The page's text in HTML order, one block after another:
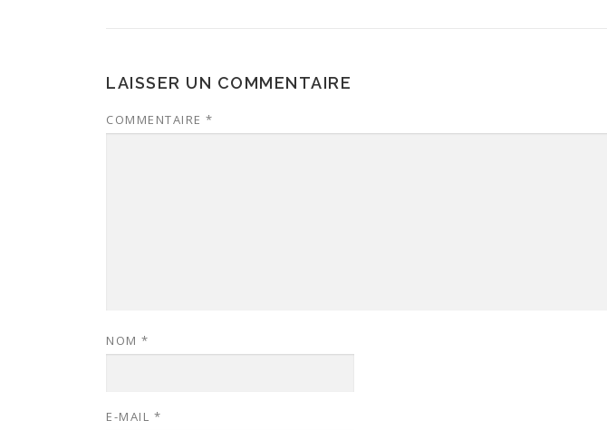
LAISSER UN COMMENTAIRE
COMMENTAIRE *
NOM *
E-MAIL *